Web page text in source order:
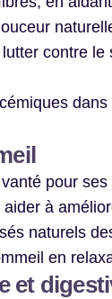
contre
pour
à
naturels
en
et